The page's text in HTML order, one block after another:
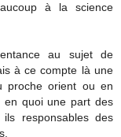
à la science
au sujet de
à ce compte là une
proche orient ou en
en quoi une part des
responsables des